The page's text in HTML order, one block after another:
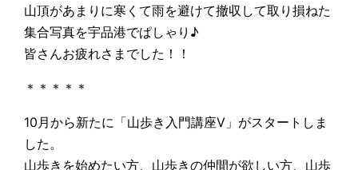
山頂があまりに寒くて雨を避けて撤収して取り損ねた
集合写真を宇品港でぱしゃり♪
皆さんお疲れさまでした！！
＊＊＊＊＊
10月から新たに「山歩き入門講座Ⅴ」がスタートしま
した。
山歩きを始めたい方、山歩きの仲間が欲しい方、山歩